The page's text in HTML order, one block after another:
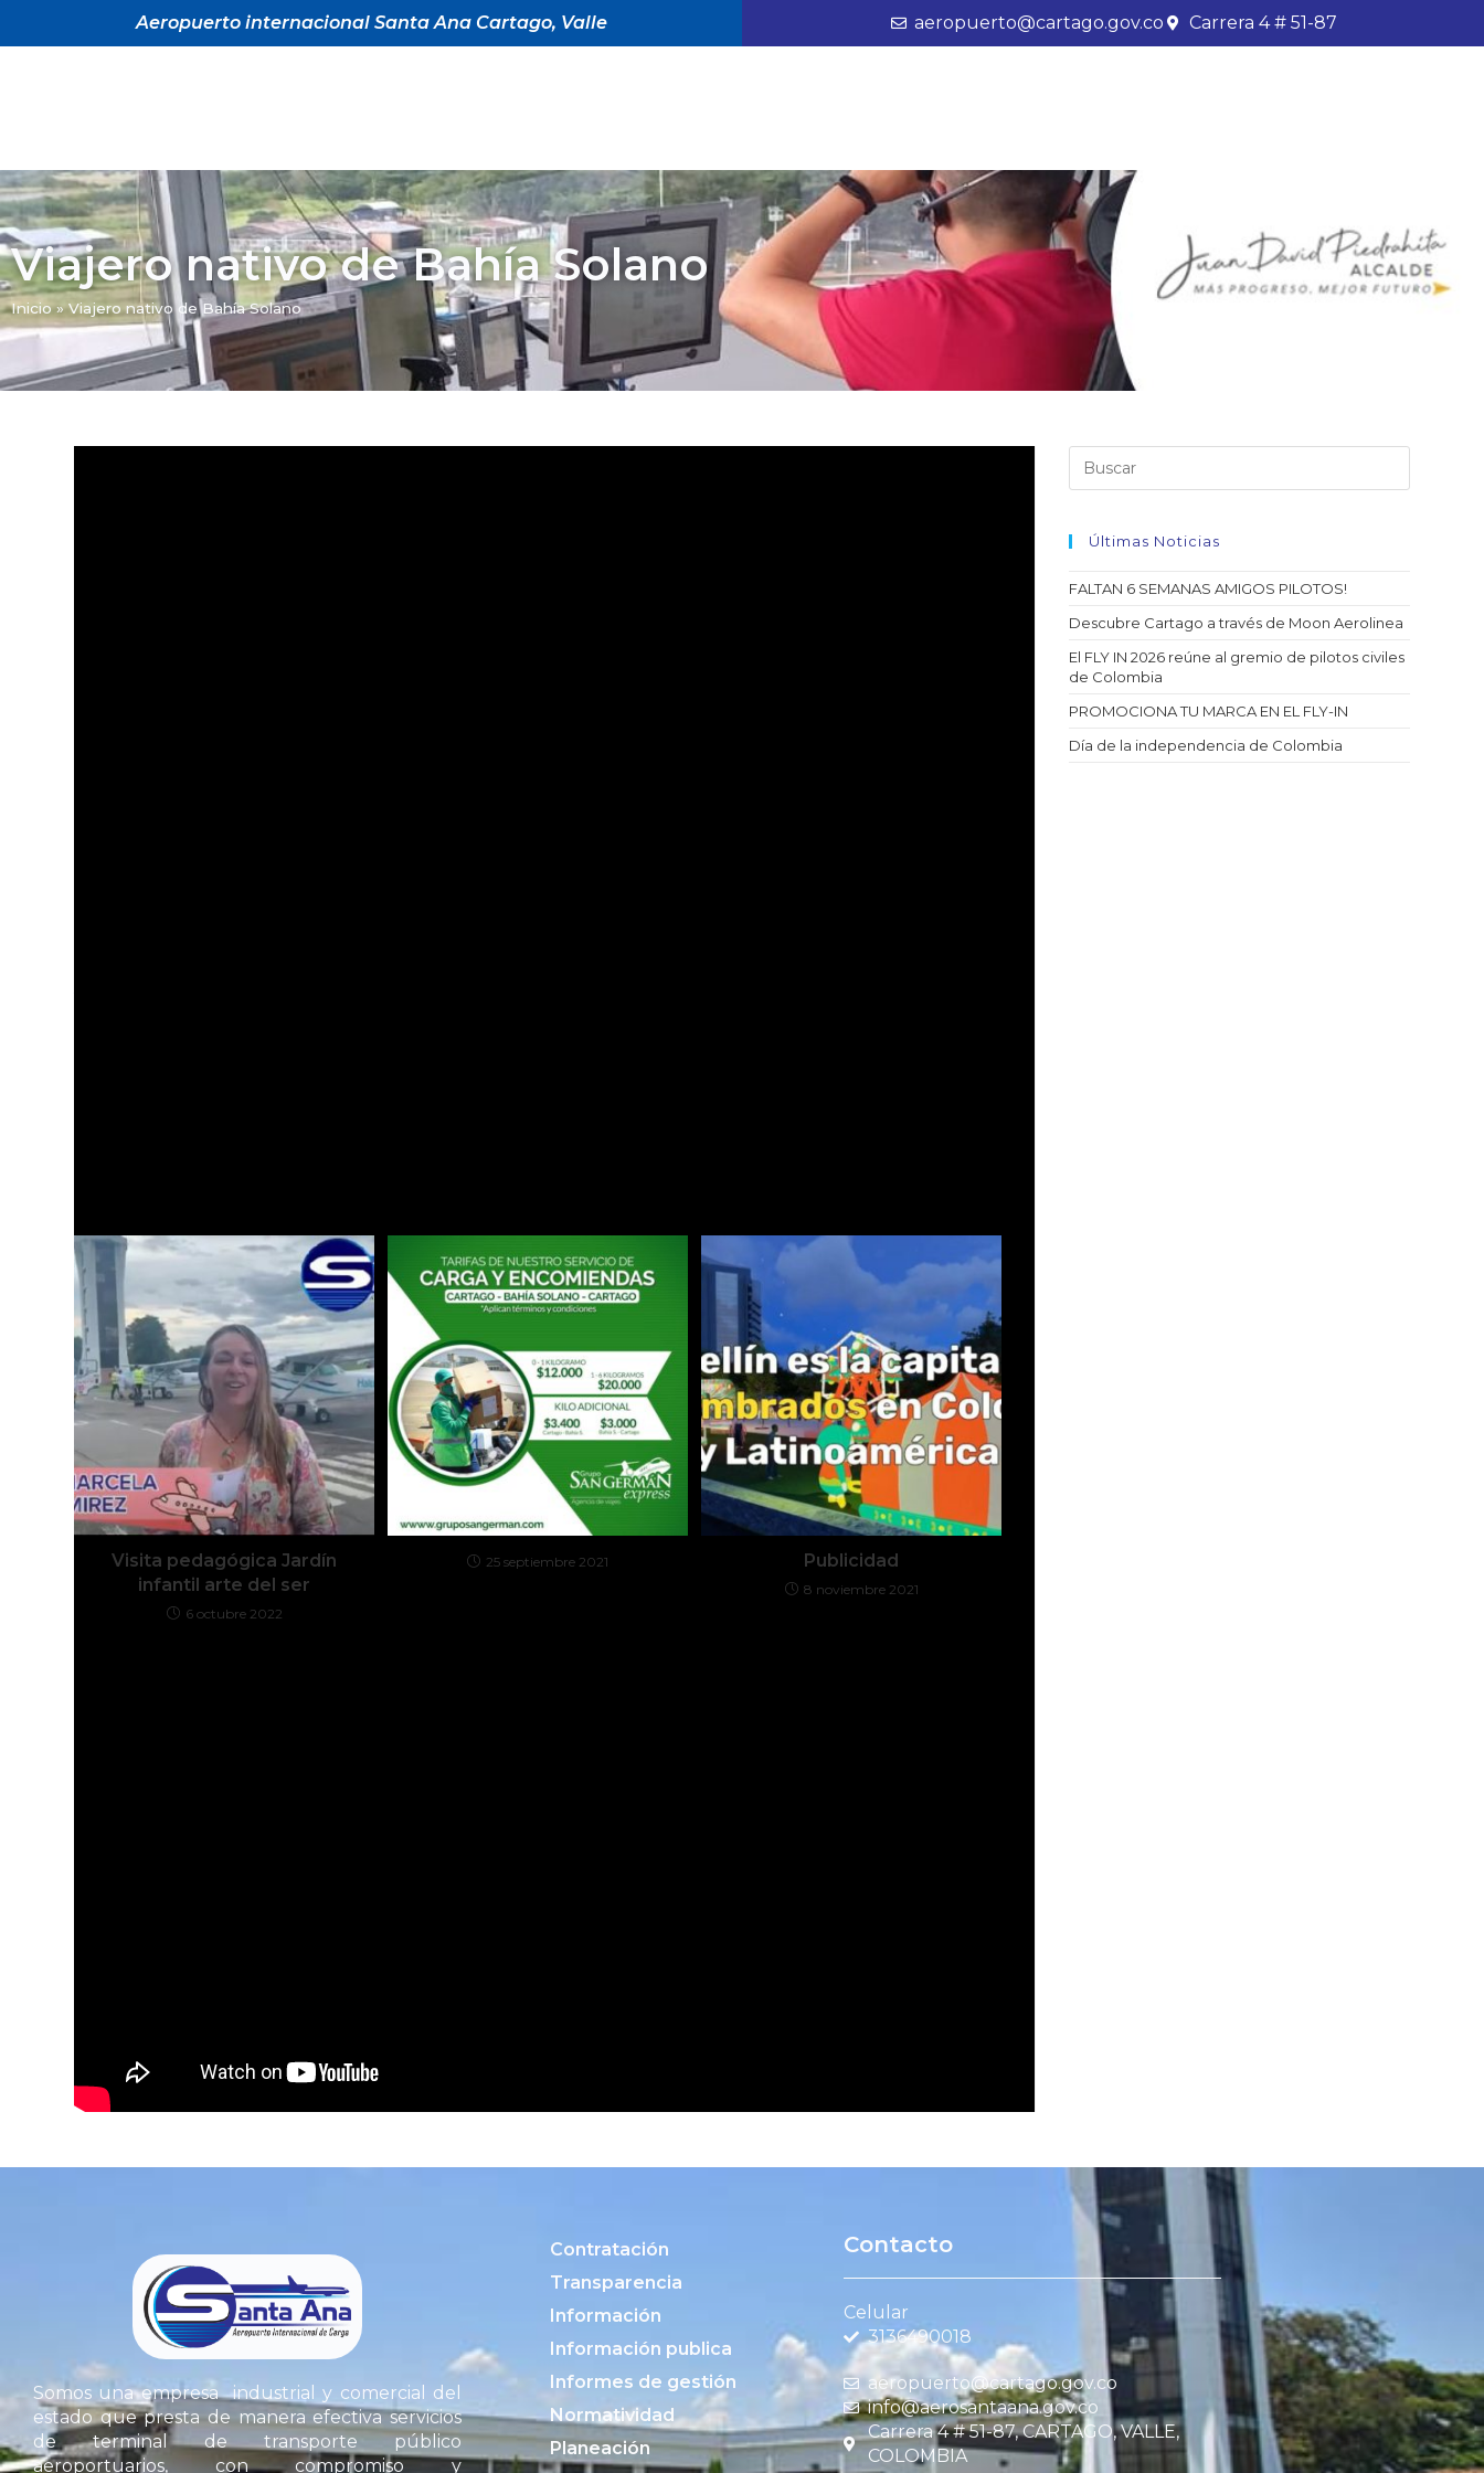
Aeropuerto internacional Santa Ana Cartago, Valle aeropuerto@cartago.gov.co Carrera 4 # 51-87
Viajero nativo de Bahía Solano
Inicio»Viajero nativo de Bahía Solano
Visita pedagógica Jardín
infantil arte del ser
6 octubre 2022
25 septiembre 2021 Publicidad
8 noviembre 2021
Últimas Noticias
FALTAN 6 SEMANAS AMIGOS PILOTOS!
Descubre Cartago a través de Moon Aerolinea
El FLY IN 2026 reúne al gremio de pilotos civiles
de Colombia
PROMOCIONA TU MARCA EN EL FLY-IN
Día de la independencia de Colombia
Somos una empresa industrial y comercial del
estado que presta de manera efectiva servicios
de terminal de transporte público
aeroportuarios, con compromiso y
Contratación
Transparencia
Información
Información publica
Informes de gestión
Normatividad
Planeación
Contacto
Celular
3136490018
aeropuerto@cartago.gov.co
info@aerosantaana.gov.co
Carrera 4 # 51-87, CARTAGO, VALLE,
COLOMBIA